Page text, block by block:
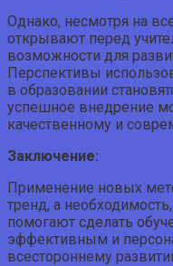
Однако, несмотря на
открывают перед
возможности для
Перспективы
в образовании
успешное внедрение
качественному и
Заключение:
Применение новых
тренд, а
помогают сделать
эффективным и
всестороннему